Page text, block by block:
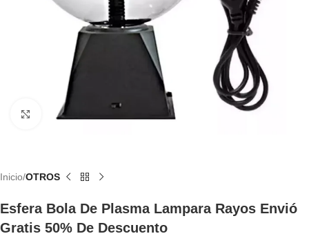
Haga Clic Para Ampliar
Inicio OTROS
Esfera Bola De Plasma Lampara Rayos Envió
Gratis 50% De Descuento